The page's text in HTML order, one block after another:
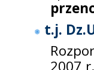
t.j.
2007